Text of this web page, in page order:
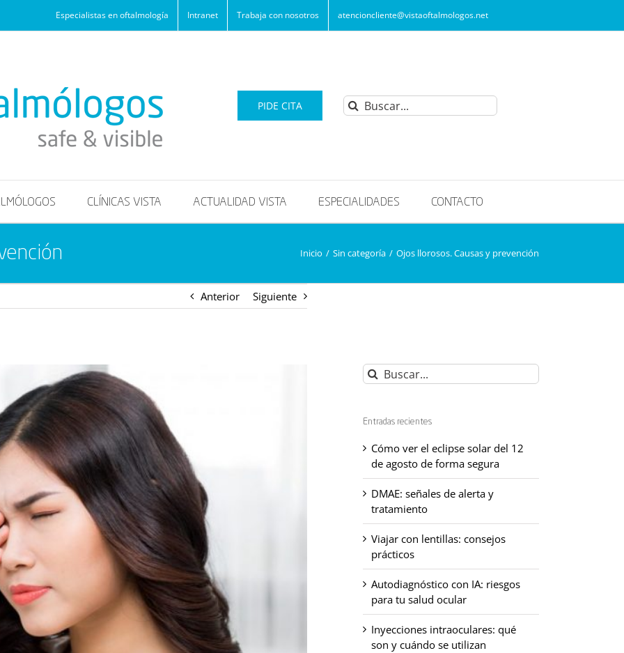
Especialistas en oftalmología Intranet Trabaja con nosotros atencioncliente@vistaoftalmologos.net
PIDE CITA Buscar:
CLÍNICAS VISTA ACTUALIDAD VISTA ESPECIALIDADES CONTACTO
Inicio / Sin categoría / Ojos llorosos. Causas y prevención
Anterior Siguiente
Buscar:
Entradas recientes
Cómo ver el eclipse solar del 12
de agosto de forma segura
DMAE: señales de alerta y
tratamiento
Viajar con lentillas: consejos
prácticos
Autodiagnóstico con IA: riesgos
para tu salud ocular
Inyecciones intraoculares: qué
son y cuándo se utilizan